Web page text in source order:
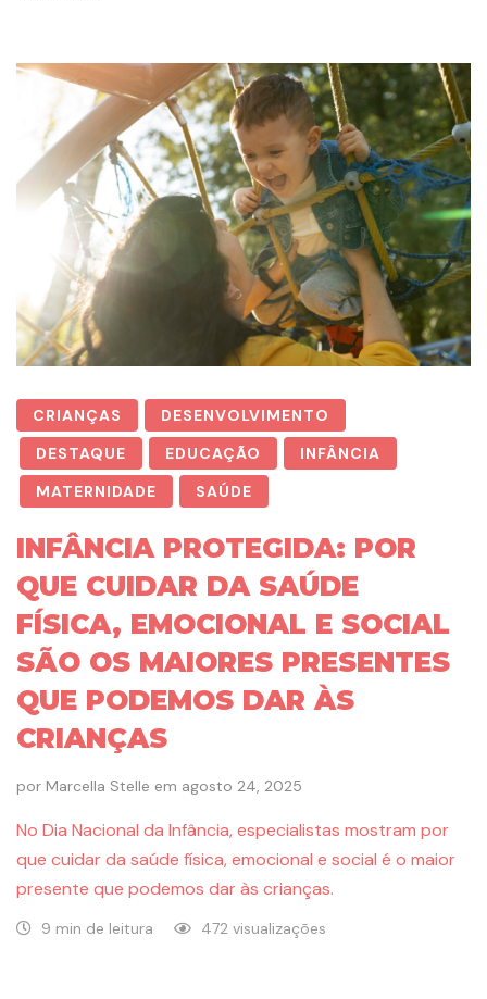
CRIANÇAS
DESENVOLVIMENTO
DESTAQUE
EDUCAÇÃO
INFÂNCIA
MATERNIDADE
SAÚDE
INFÂNCIA PROTEGIDA: POR
QUE CUIDAR DA SAÚDE
FÍSICA, EMOCIONAL E SOCIAL
SÃO OS MAIORES PRESENTES
QUE PODEMOS DAR ÀS
CRIANÇAS
por Marcella Stelle em agosto 24, 2025
No Dia Nacional da Infância, especialistas mostram por
que cuidar da saúde física, emocional e social é o maior
presente que podemos dar às crianças.
9 min de leitura 472 visualizações